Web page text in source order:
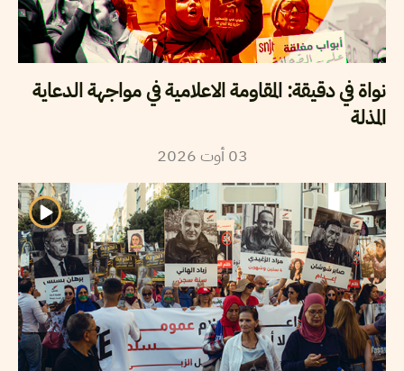
نواة في دقيقة: المقاومة الاعلامية في مواجهة الدعاية
المذلة
03 أوت2026